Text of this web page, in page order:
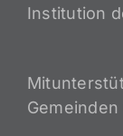
Institution